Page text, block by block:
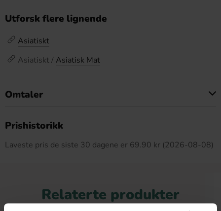
Utforsk flere lignende
Asiatiskt
Asiatiskt / Asiatisk Mat
Omtaler
Prishistorikk
Laveste pris de siste 30 dagene er 69.90 kr (2026-08-08)
Relaterte produkter